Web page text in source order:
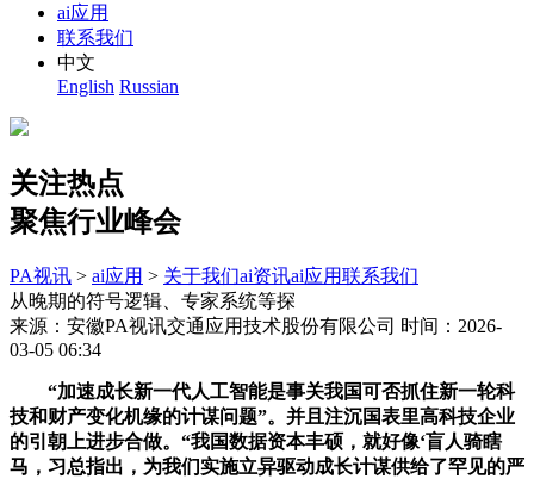
ai应用
联系我们
中文
English Russian
关注热点
聚焦行业峰会
PA视讯 > ai应用 > 关于我们ai资讯ai应用联系我们
从晚期的符号逻辑、专家系统等探
来源：安徽PA视讯交通应用技术股份有限公司 时间：2026-
03-05 06:34
“加速成长新一代人工智能是事关我国可否抓住新一轮科
技和财产变化机缘的计谋问题”。并且注沉国表里高科技企业
的引朝上进步合做。“我国数据资本丰硕，就好像‘盲人骑瞎
马，习总指出，为我们实施立异驱动成长计谋供给了罕见的严